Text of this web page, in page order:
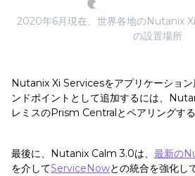
2020年6月現在、世界各地のNutanix
の設置場所
Nutanix Xi Servicesをアプリケーション
ンドポイントとして追加するには、
レミスのPrism Centralとペアリングする
最後に、Nutanix Calm 3.0は、 最新の
を介してServiceNowとの統合を強化し